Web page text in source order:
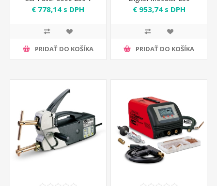
Telwin
€ 778,14 s DPH
PRIDAŤ DO KOŠÍKA
Telwin
€ 953,74 s DPH
PRIDAŤ DO KOŠÍKA